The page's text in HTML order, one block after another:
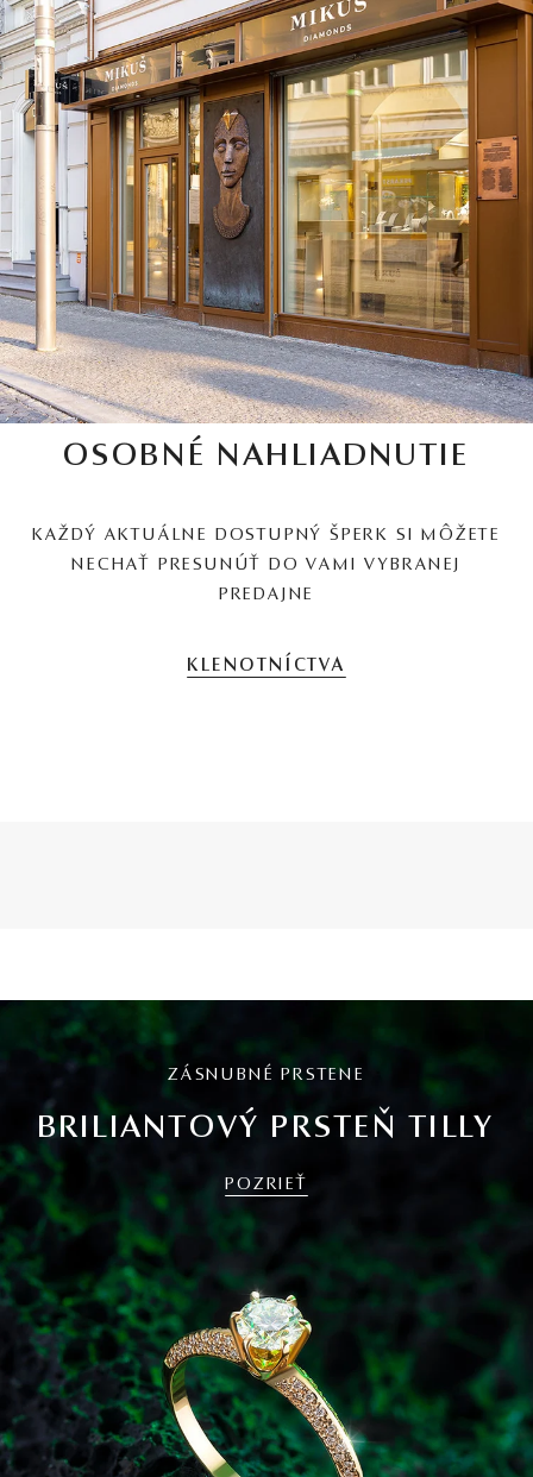
OSOBNÉ NAHLIADNUTIE
KAŽDÝ AKTUÁLNE DOSTUPNÝ ŠPERK SI MÔŽETE
NECHAŤ PRESUNÚŤ DO VAMI VYBRANEJ
PREDAJNE
KLENOTNÍCTVA
ZÁSNUBNÉ PRSTENE
BRILIANTOVÝ PRSTEŇ TILLY
POZRIEŤ